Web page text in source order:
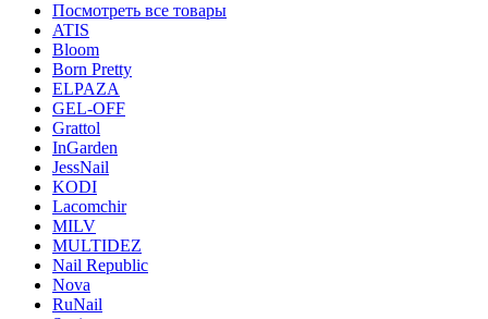
Посмотреть все товары
ATIS
Bloom
Born Pretty
ELPAZA
GEL-OFF
Grattol
InGarden
JessNail
KODI
Lacomchir
MILV
MULTIDEZ
Nail Republic
Nova
RuNail